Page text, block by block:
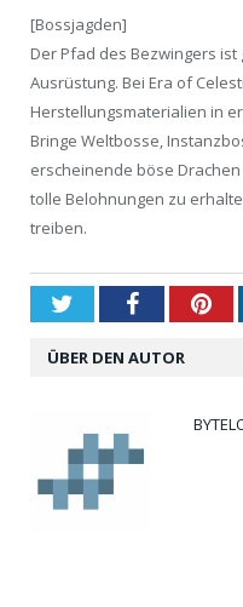
[Bossjagden]
Der Pfad des Bezwingers
Ausrüstung. Bei Era of
Herstellungsmaterialien in
Bringe Weltbosse,
erscheinende böse
tolle Belohnungen zu
treiben.
TwitterFacebook
ÜBER DEN AUTOR